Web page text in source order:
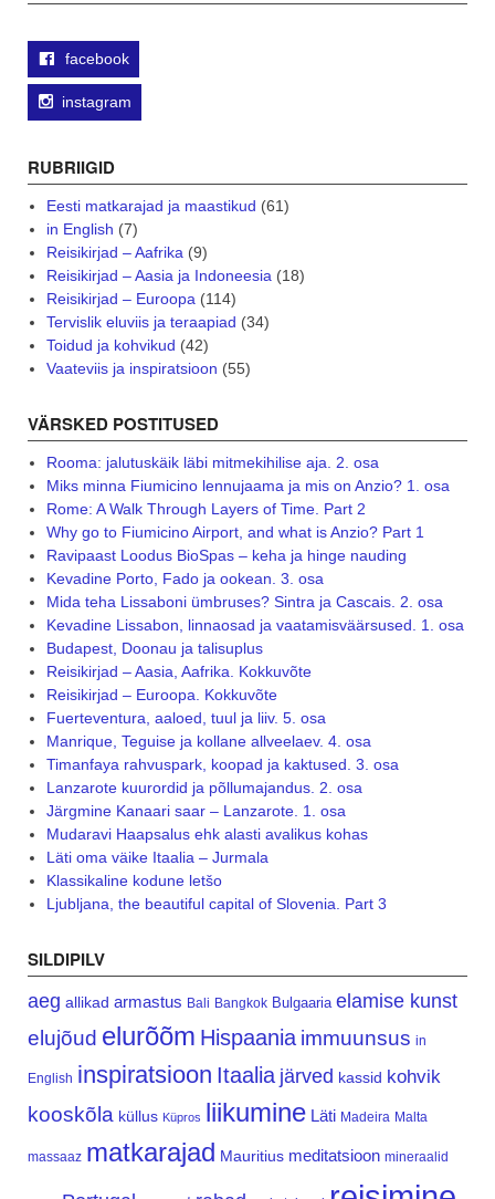
facebook
instagram
RUBRIIGID
Eesti matkarajad ja maastikud (61)
in English (7)
Reisikirjad – Aafrika (9)
Reisikirjad – Aasia ja Indoneesia (18)
Reisikirjad – Euroopa (114)
Tervislik eluviis ja teraapiad (34)
Toidud ja kohvikud (42)
Vaateviis ja inspiratsioon (55)
VÄRSKED POSTITUSED
Rooma: jalutuskäik läbi mitmekihilise aja. 2. osa
Miks minna Fiumicino lennujaama ja mis on Anzio? 1. osa
Rome: A Walk Through Layers of Time. Part 2
Why go to Fiumicino Airport, and what is Anzio? Part 1
Ravipaast Loodus BioSpas – keha ja hinge nauding
Kevadine Porto, Fado ja ookean. 3. osa
Mida teha Lissaboni ümbruses? Sintra ja Cascais. 2. osa
Kevadine Lissabon, linnaosad ja vaatamisväärsused. 1. osa
Budapest, Doonau ja talisuplus
Reisikirjad – Aasia, Aafrika. Kokkuvõte
Reisikirjad – Euroopa. Kokkuvõte
Fuerteventura, aaloed, tuul ja liiv. 5. osa
Manrique, Teguise ja kollane allveelaev. 4. osa
Timanfaya rahvuspark, koopad ja kaktused. 3. osa
Lanzarote kuurordid ja põllumajandus. 2. osa
Järgmine Kanaari saar – Lanzarote. 1. osa
Mudaravi Haapsalus ehk alasti avalikus kohas
Läti oma väike Itaalia – Jurmala
Klassikaline kodune letšo
Ljubljana, the beautiful capital of Slovenia. Part 3
SILDIPILV
aeg allikad armastus Bali Bangkok Bulgaaria elamise kunst
elujõud elurõõm Hispaania immuunsus in
English inspiratsioon Itaalia järved kassid kohvik
kooskõla küllus Küpros liikumine Läti Madeira Malta
massaaz matkarajad Mauritius meditatsioon mineraalid